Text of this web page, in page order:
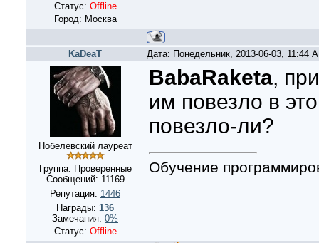
Статус: Offline
Город: Москва
KaDeaT Дата: Понедельник, 2013-06-03, 11:44
Нобелевский лауреат
Группа: Проверенные
Сообщений: 11169
Репутация: 1446
Награды: 136
Замечания: 0%
Статус: Offline
BabaRaketa,
им повезло в
повезло-ли?
Обучение